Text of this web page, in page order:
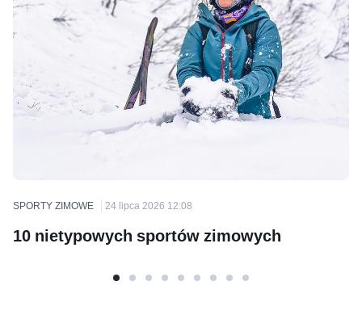
SPORTY ZIMOWE 24 lipca 2026 12:08
10 nietypowych sportów zimowych